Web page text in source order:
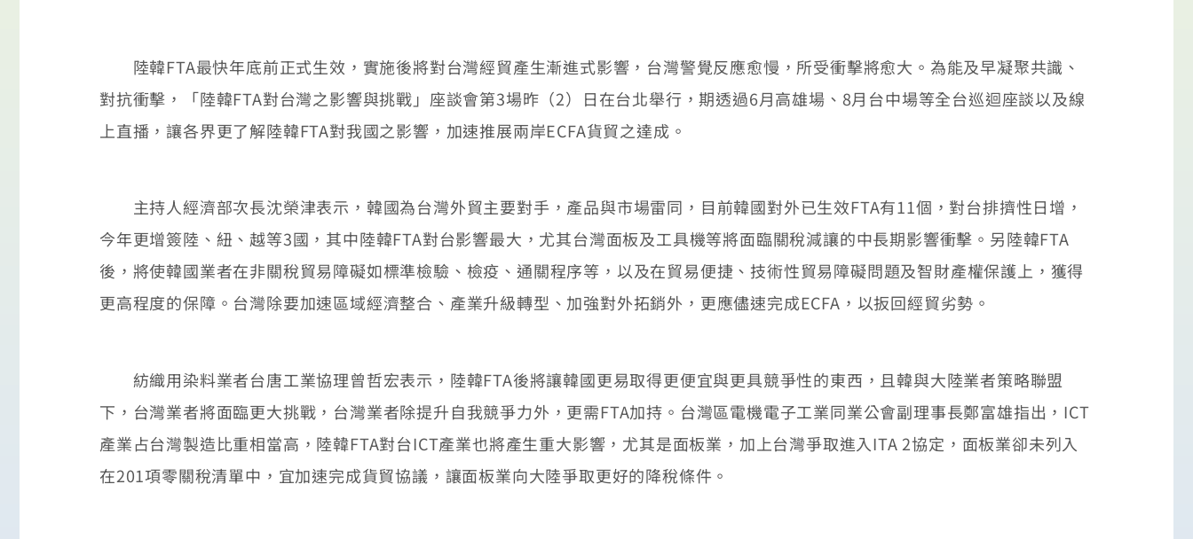
陸韓FTA最快年底前正式生效，實施後將對台灣經貿產生漸進式影響，台灣警覺反應愈慢，所受衝擊將愈大。為能及早凝聚共識、
對抗衝擊，「陸韓FTA對台灣之影響與挑戰」座談會第3場昨（2）日在台北舉行，期透過6月高雄場、8月台中場等全台巡迴座談以及線
上直播，讓各界更了解陸韓FTA對我國之影響，加速推展兩岸ECFA貨貿之達成。
主持人經濟部次長沈榮津表示，韓國為台灣外貿主要對手，產品與市場雷同，目前韓國對外已生效FTA有11個，對台排擠性日增，
今年更增簽陸、紐、越等3國，其中陸韓FTA對台影響最大，尤其台灣面板及工具機等將面臨關稅減讓的中長期影響衝擊。另陸韓FTA
後，將使韓國業者在非關稅貿易障礙如標準檢驗、檢疫、通關程序等，以及在貿易便捷、技術性貿易障礙問題及智財產權保護上，獲得
更高程度的保障。台灣除要加速區域經濟整合、產業升級轉型、加強對外拓銷外，更應儘速完成ECFA，以扳回經貿劣勢。
紡織用染料業者台唐工業協理曾哲宏表示，陸韓FTA後將讓韓國更易取得更便宜與更具競爭性的東西，且韓與大陸業者策略聯盟
下，台灣業者將面臨更大挑戰，台灣業者除提升自我競爭力外，更需FTA加持。台灣區電機電子工業同業公會副理事長鄭富雄指出，ICT
產業占台灣製造比重相當高，陸韓FTA對台ICT產業也將產生重大影響，尤其是面板業，加上台灣爭取進入ITA 2協定，面板業卻未列入
在201項零關稅清單中，宜加速完成貨貿協議，讓面板業向大陸爭取更好的降稅條件。